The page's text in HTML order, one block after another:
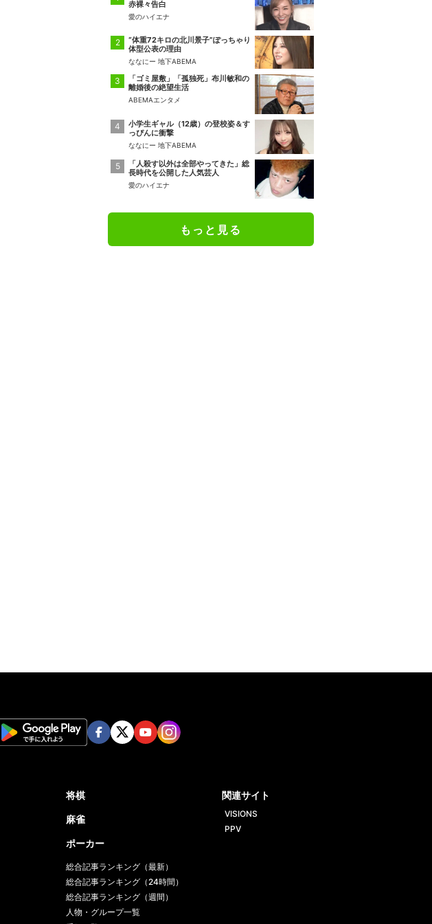
赤裸々告白
愛のハイエナ
“体重72キロの北川景子”ぽっちゃり
体型公表の理由
ななにー 地下ABEMA
「ゴミ屋敷」「孤独死」布川敏和の
離婚後の絶望生活
ABEMAエンタメ
小学生ギャル（12歳）の登校姿＆す
っぴんに衝撃
ななにー 地下ABEMA
「人殺す以外は全部やってきた」総
長時代を公開した人気芸人
愛のハイエナ
もっと見る
将棋
麻雀
ポーカー
総合記事ランキング（最新）
総合記事ランキング（24時間）
総合記事ランキング（週間）
人物・グループ一覧
関連サイト
VISIONS
PPV